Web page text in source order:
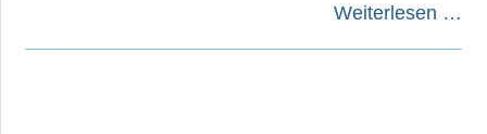
Weiterlesen …